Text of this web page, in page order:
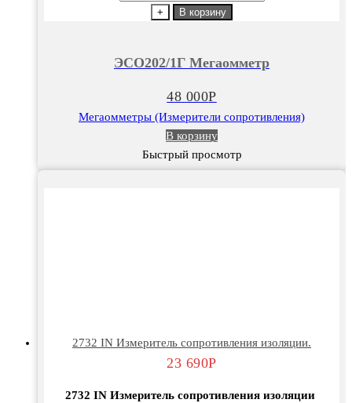
+ В корзину
ЭСО202/1Г Мегаомметр
48 000Р
Мегаомметры (Измерители сопротивления)
В корзину
Быстрый просмотр
2732 IN Измеритель сопротивления изоляции.
23 690Р
2732 IN Измеритель сопротивления изоляции